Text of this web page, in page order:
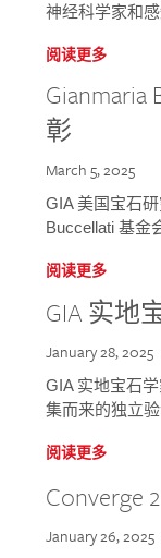
神经科学家和
阅读更多
彰
March 5, 2025
GIA 美国宝石
Buccellati 基金
阅读更多
GIA 实地
January 28, 2025
GIA 实地宝石
集而来的独立验
阅读更多
Converge
January 26, 2025